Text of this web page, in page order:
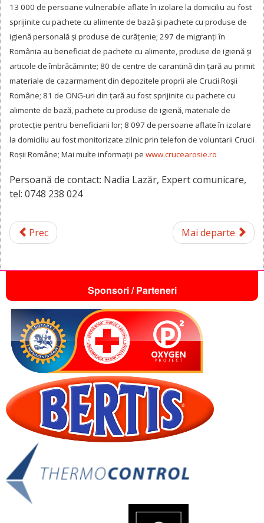
13 000 de persoane vulnerabile aflate în izolare la domiciliu au fost
sprijinite cu pachete cu alimente de bază și pachete cu produse de
igienă personală și produse de curățenie; 297 de migranți în
România au beneficiat de pachete cu alimente, produse de igienă și
articole de îmbrăcăminte; 80 de centre de carantină din țară au primit
materiale de cazarmament din depozitele proprii ale Crucii Roșii
Române; 81 de ONG-uri din țară au fost sprijinite cu pachete cu
alimente de bază, pachete cu produse de igienă, materiale de
protecție pentru beneficiarii lor; 8 097 de persoane aflate în izolare
la domiciliu au fost monitorizate zilnic prin telefon de voluntarii Crucii
Roșii Române; Mai multe informații pe www.crucearosie.ro
Persoană de contact: Nadia Lazăr, Expert comunicare,
tel: 0748 238 024
Prec Mai departe
Sponsori / Parteneri